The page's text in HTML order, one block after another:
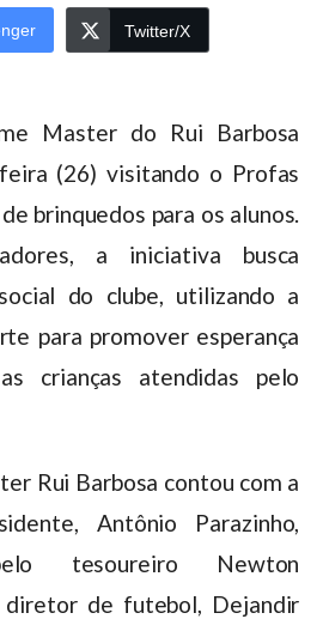
Twitter/X
Master do Rui Barbosa
(26) visitando o Profas
brinquedos para os alunos.
a iniciativa busca
do clube, utilizando a
para promover esperança
crianças atendidas pelo
Rui Barbosa contou com a
Antônio Parazinho,
tesoureiro Newton
de futebol, Dejandir